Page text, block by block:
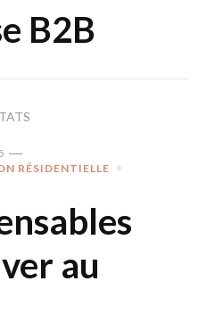
B2B
RÉSIDENTIELLE
au